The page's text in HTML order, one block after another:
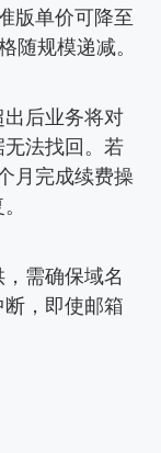
版单价可降至
随规模递减。
出后业务将对
法找回。若
月完成续费操
需确保域名
，即使邮箱